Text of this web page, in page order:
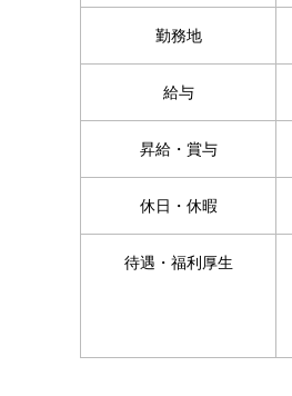
勤務地
給与
昇給・賞与
休日・休暇
待遇・福利厚生